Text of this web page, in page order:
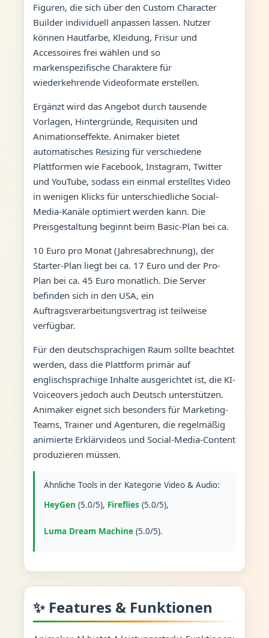
Figuren, die sich über den Custom Character
Builder individuell anpassen lassen. Nutzer
können Hautfarbe, Kleidung, Frisur und
Accessoires frei wählen und so
markenspezifische Charaktere für
wiederkehrende Videoformate erstellen.
Ergänzt wird das Angebot durch tausende
Vorlagen, Hintergründe, Requisiten und
Animationseffekte. Animaker bietet
automatisches Resizing für verschiedene
Plattformen wie Facebook, Instagram, Twitter
und YouTube, sodass ein einmal erstelltes Video
in wenigen Klicks für unterschiedliche Social-
Media-Kanäle optimiert werden kann. Die
Preisgestaltung beginnt beim Basic-Plan bei ca.
10 Euro pro Monat (Jahresabrechnung), der
Starter-Plan liegt bei ca. 17 Euro und der Pro-
Plan bei ca. 45 Euro monatlich. Die Server
befinden sich in den USA, ein
Auftragsverarbeitungsvertrag ist teilweise
verfügbar.
Für den deutschsprachigen Raum sollte beachtet
werden, dass die Plattform primär auf
englischsprachige Inhalte ausgerichtet ist, die KI-
Voiceovers jedoch auch Deutsch unterstützen.
Animaker eignet sich besonders für Marketing-
Teams, Trainer und Agenturen, die regelmäßig
animierte Erklärvideos und Social-Media-Content
produzieren müssen.
Ähnliche Tools in der Kategorie Video & Audio:
HeyGen (5.0/5), Fireflies(5.0/5),
Luma Dream Machine(5.0/5).
✨ Features & Funktionen